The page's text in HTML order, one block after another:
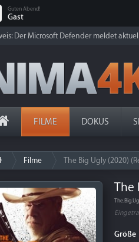
Guten Abend!
Gast
Der Microsoft Defender meldet
FILME DOKUS
Filme The Big Ugly (2020)
The
Größe